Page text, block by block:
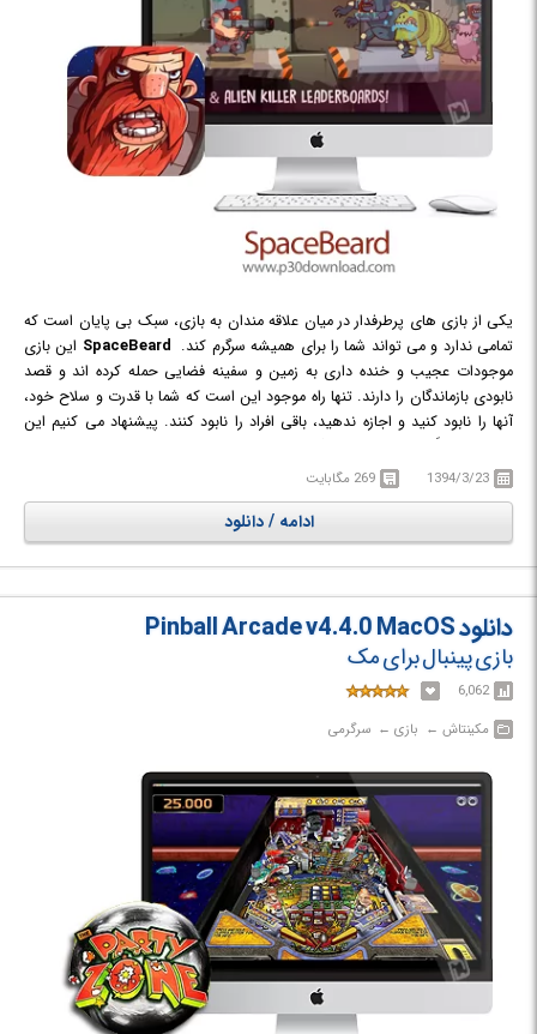
یکی از بازی های پرطرفدار در میان علاقه مندان به بازی، سبک بی پایان است که
تمامی ندارد و می تواند شما را برای همیشه سرگرم کند. SpaceBeard این بازی
موجودات عجیب و خنده داری به زمین و سفینه فضایی حمله کرده اند و قصد
نابودی بازماندگان را دارند. تنها راه موجود این است که شما با قدرت و سلاح خود،
آنها را نابود کنید و اجازه ندهید، باقی افراد را نابود کنند. پیشنهاد می کنیم این
بازی را حتماً دانلود کنید زیرا گرافیک آن بسیار خاص و جذاب است و اعتیاد
بسیاری دارد.
1394/3/23 269 مگابایت
ادامه / دانلود
دانلود Pinball Arcade v4.4.0 MacOS
بازی پینبال برای مک
6,062
مکینتاش‎ ← ‏ بازی‎ ← ‏ سرگرمی